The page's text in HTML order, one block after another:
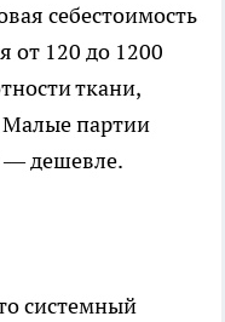
себестоимость
от 120 до 1200
ткани,
Малые партии
— дешевле.
системный